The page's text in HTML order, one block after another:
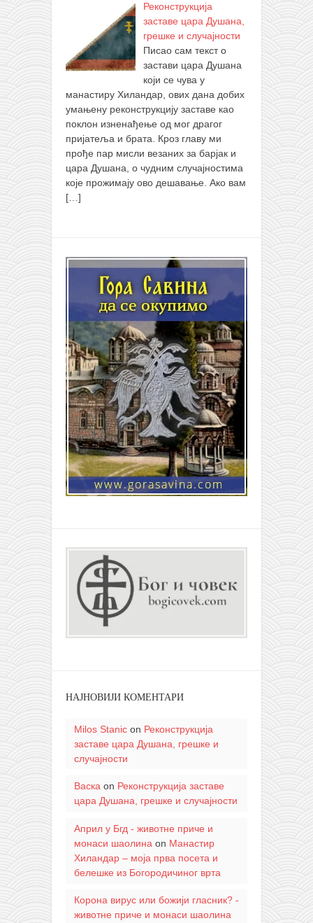
Реконструкција
заставе цара Душана,
грешке и случајности
Писао сам текст о
застави цара Душана
који се чува у
манастиру Хиландар, ових дана добих
умањену реконструкцију заставе као
поклон изненађење од мог драгог
пријатеља и брата. Кроз главу ми
прође пар мисли везаних за барјак и
цара Душана, о чудним случајностима
које прожимају ово дешавање. Ако вам
[…]
НАЈНОВИЈИ КОМЕНТАРИ
Milos Stanicon Реконструкција
заставе цара Душана, грешке и
случајности
Васка on Реконструкција заставе
цара Душана, грешке и случајности
Април у Бгд - животне приче и
монаси шаолина on Манастир
Хиландар – моја прва посета и
белешке из Богородичиног врта
Корона вирус или божији гласник? -
животне приче и монаси шаолина